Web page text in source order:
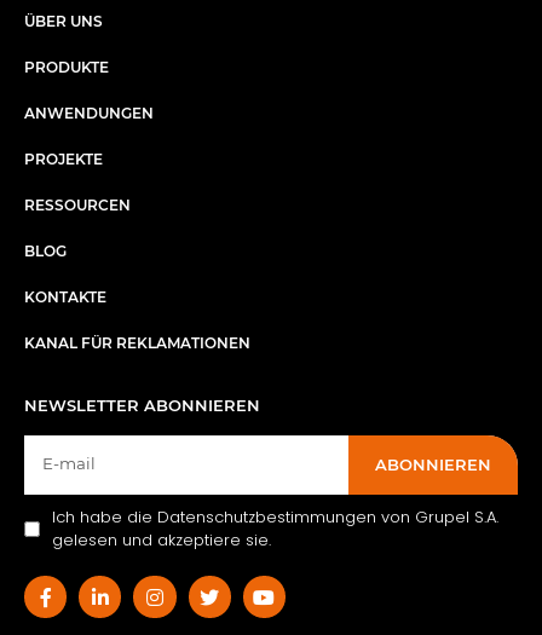
ÜBER UNS​
PRODUKTE
ANWENDUNGEN
PROJEKTE
RESSOURCEN
BLOG
KONTAKTE
KANAL FÜR REKLAMATIONEN
NEWSLETTER ABONNIEREN
ABONNIEREN
Ich habe die Datenschutzbestimmungen von Grupel S.A.
gelesen und akzeptiere sie.